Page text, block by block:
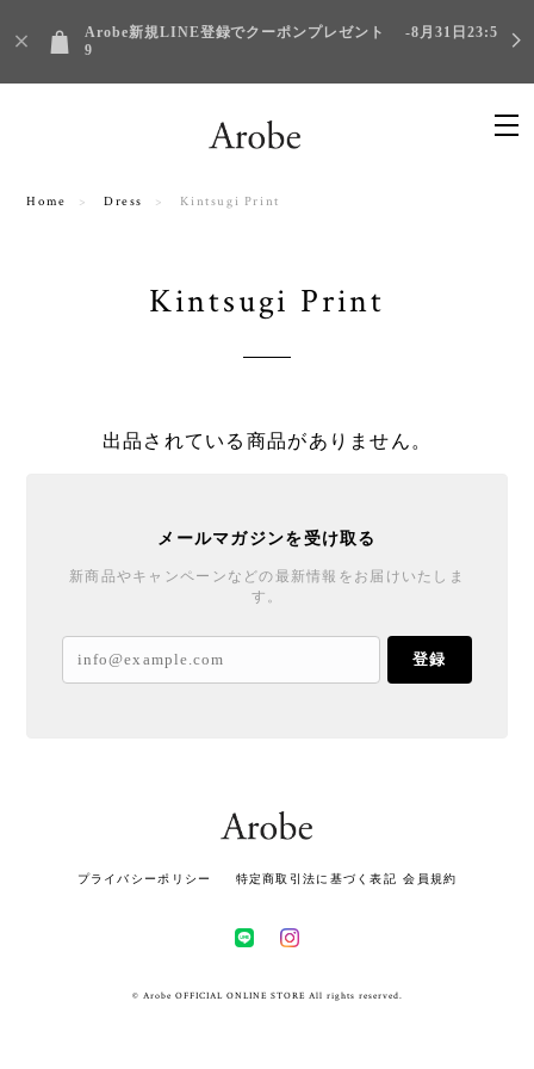
Arobe新規LINE登録でクーポンプレゼント -8月31日23:5
9
Home Dress Kintsugi Print
Kintsugi Print
出品されている商品がありません。
メールマガジンを受け取る
新商品やキャンペーンなどの最新情報をお届けいたしま
す。
登録
プライバシーポリシー 特定商取引法に基づく表記 会員規約
© Arobe OFFICIAL ONLINE STORE All rights reserved.